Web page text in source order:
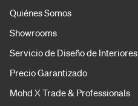
Quiénes Somos
Showrooms
Servicio de Diseño de Interiores
Precio Garantizado
Mohd X Trade & Professionals